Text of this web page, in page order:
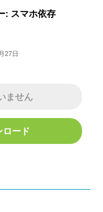
: スマホ依存
27日
ません
ード